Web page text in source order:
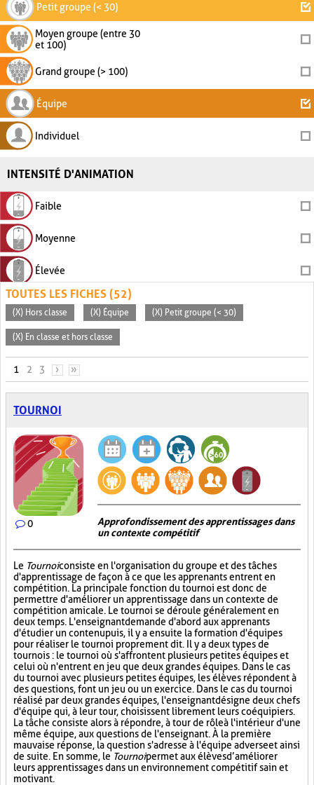
Petit groupe (< 30)
Moyen groupe (entre 30
et 100)
Grand groupe (> 100)
Équipe
Individuel
INTENSITÉ D'ANIMATION
Faible
Moyenne
Élevée
TOUTES LES FICHES (52)
(X) Hors classe (X) Équipe (X) Petit groupe (< 30)
(X) En classe et hors classe
PAGES
1 2 3 › »
TOURNOI
0
Approfondissement des apprentissages dans
un contexte compétitif
Le Tournoiconsiste en l'organisation du groupe et des tâches
d'apprentissage de façon à ce que les apprenants entrent en
compétition. La principale fonction du tournoi est donc de
permettre d'améliorer un apprentissage dans un contexte de
compétition amicale. Le tournoi se déroule généralement en
deux temps. L'enseignant demande d'abord aux apprenants
d'étudier un contenu puis, il y a ensuite la formation d'équipes
pour réaliser le tournoi proprement dit. Il y a deux types de
tournois : le tournoi où s'affrontent plusieurs petites équipes et
celui où n'entrent en jeu que deux grandes équipes. Dans le cas
du tournoi avec plusieurs petites équipes, les élèves répondent à
des questions, font un jeu ou un exercice. Dans le cas du tournoi
réalisé par deux grandes équipes, l'enseignant désigne deux chefs
d'équipe qui, à leur tour, choisissent librement leurs coéquipiers.
La tâche consiste alors à répondre, à tour de rôle à l'intérieur d'une
même équipe, aux questions de l'enseignant. À la première
mauvaise réponse, la question s'adresse à l'équipe adverse et ainsi
de suite. En somme, le Tournoipermet aux élèves d’améliorer
leurs apprentissages dans un environnement compétitif sain et
motivant.